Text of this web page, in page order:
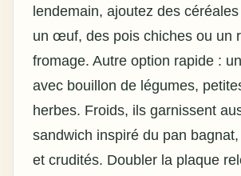
lendemain, ajoutez des
un œuf, des pois chiches ou un
fromage. Autre option rapide :
avec bouillon de légumes,
herbes. Froids, ils garnissent
sandwich inspiré du pan
et crudités. Doubler la plaque